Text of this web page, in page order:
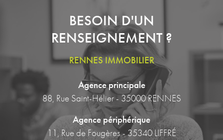
BESOIN D'UN
RENSEIGNEMENT ?
RENNES IMMOBILIER
Agence principale
88, Rue Saint-Hélier - 35000 RENNES
Agence périphérique
11, Rue de Fougères - 35340 LIFFRÉ